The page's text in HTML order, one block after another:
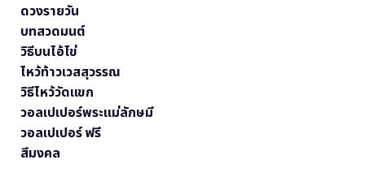
ดวงรายวัน
บทสวดมนต์
วิธีบนไอ้ไข่
ไหว้ท้าวเวสสุวรรณ
วิธีไหว้วัดแขก
วอลเปเปอร์พระแม่ลักษมี
วอลเปเปอร์ ฟรี
สีมงคล